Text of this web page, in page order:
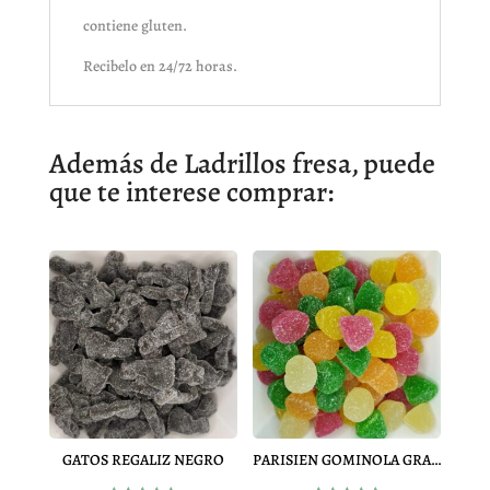
contiene gluten.
Recibelo en 24/72 horas.
Además de Ladrillos fresa, puede
que te interese comprar:
GATOS REGALIZ NEGRO PARISIEN GOMINOLA GRANDE